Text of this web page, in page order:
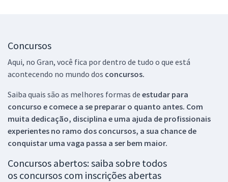
Concursos
Aqui, no Gran, você fica por dentro de tudo o que está
acontecendo no mundo dos concursos.
Saiba quais são as melhores formas de estudar para
concurso e comece a se preparar o quanto antes. Com
muita dedicação, disciplina e uma ajuda de profissionais
experientes no ramo dos concursos, a sua chance de
conquistar uma vaga passa a ser bem maior.
Concursos abertos: saiba sobre todos
os concursos com inscrições abertas